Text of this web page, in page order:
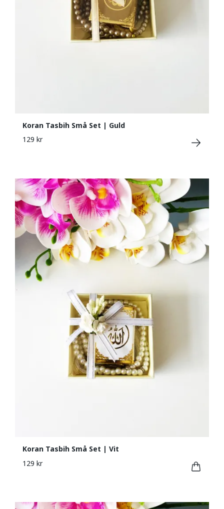
Koran Tasbih Små Set | Guld
129 kr
Koran Tasbih Små Set | Vit
129 kr